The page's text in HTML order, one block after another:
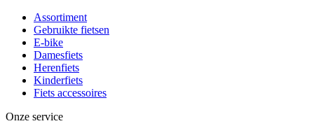
Assortiment
Gebruikte fietsen
E-bike
Damesfiets
Herenfiets
Kinderfiets
Fiets accessoires
Onze service